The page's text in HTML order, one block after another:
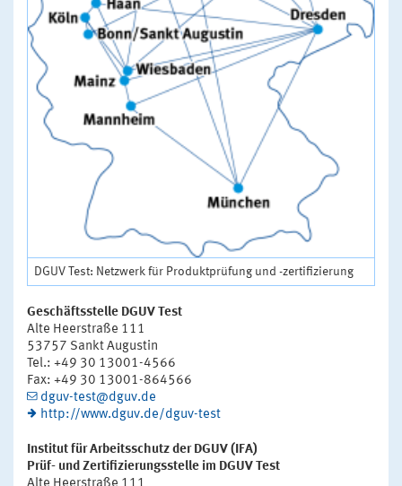
DGUV Test: Netzwerk für Produktprüfung und -zertifizierung
Geschäftsstelle DGUV Test
Alte Heerstraße 111
53757 Sankt Augustin
Tel.: +49 30 13001-4566
Fax: +49 30 13001-864566
dguv-test@dguv.de
http://www.dguv.de/dguv-test
Institut für Arbeitsschutz der DGUV (IFA)
Prüf- und Zertifizierungsstelle im DGUV Test